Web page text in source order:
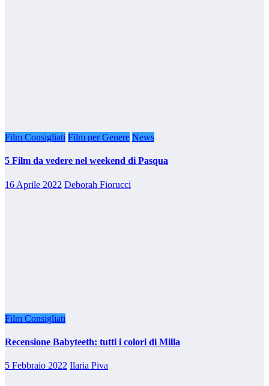
Film Consigliati Film per Genere News
5 Film da vedere nel weekend di Pasqua
16 Aprile 2022 Deborah Fiorucci
Film Consigliati
Recensione Babyteeth: tutti i colori di Milla
5 Febbraio 2022 Ilaria Piva